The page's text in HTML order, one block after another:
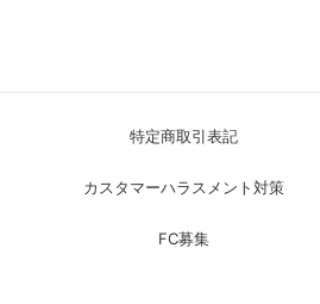
特定商取引表記
カスタマーハラスメント対策
FC募集